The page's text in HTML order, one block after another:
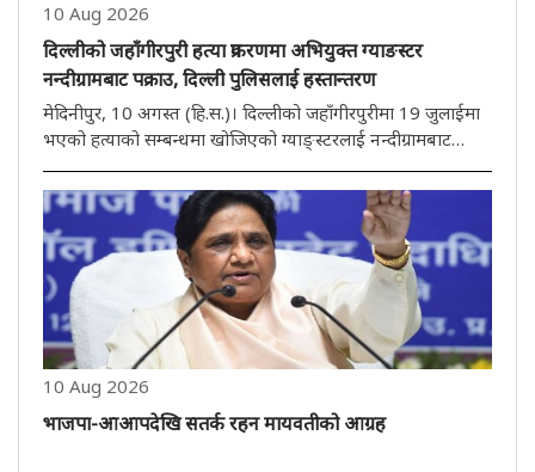
10 Aug 2026
दिल्लीको जहाँगीरपुरी हत्या प्रकरणमा अभियुक्त ग्याङस्टर
नन्दीग्रामबाट पक्राउ, दिल्ली पुलिसलाई हस्तान्तरण
मेदिनीपुर, 10 अगस्त (हि.स.)। दिल्लीको जहाँगीरपुरीमा 19 जुलाईमा
भएको हत्याको सम्बन्धमा खोजिएको ग्याङ्स्टरलाई नन्दीग्रामबाट
पक्राउ गरिएको छ। अभियुक्तको पहिचान बिहार निवासी वसीम
अकरम उर्फ लम्बुको रूपमा भएको छ। नन्दीग्राम पुलिस अनुसार,
हत्याको घटनापछि..
10 Aug 2026
भाजपा-आआपदेखि सतर्क रहन मायवतीको आग्रह